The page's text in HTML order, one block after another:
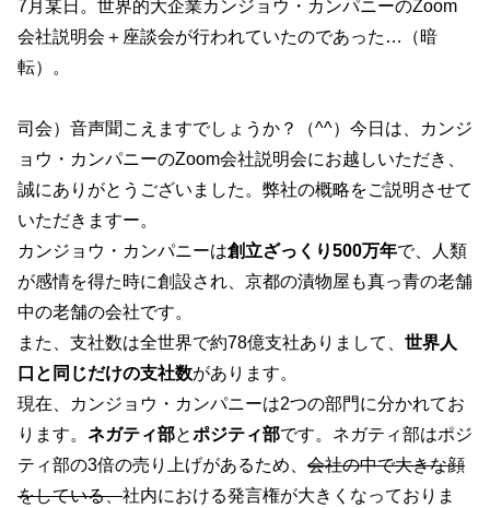
7月某日。世界的大企業カンジョウ・カンパニーのZoom
会社説明会＋座談会が行われていたのであった…（暗
転）。
司会）音声聞こえますでしょうか？（^^）今日は、カンジ
ョウ・カンパニーのZoom会社説明会にお越しいただき、
誠にありがとうございました。弊社の概略をご説明させて
いただきますー。
カンジョウ・カンパニーは創立ざっくり500万年で、人類
が感情を得た時に創設され、京都の漬物屋も真っ青の老舗
中の老舗の会社です。
また、支社数は全世界で約78億支社ありまして、 世界人
口と同じだけの支社数があります。
現在、カンジョウ・カンパニーは2つの部門に分かれてお
ります。 ネガティ部とポジティ部です。ネガティ部はポジ
ティ部の3倍の売り上げがあるため、 会社の中で大きな顔
をしている、社内における発言権が大きくなっておりま